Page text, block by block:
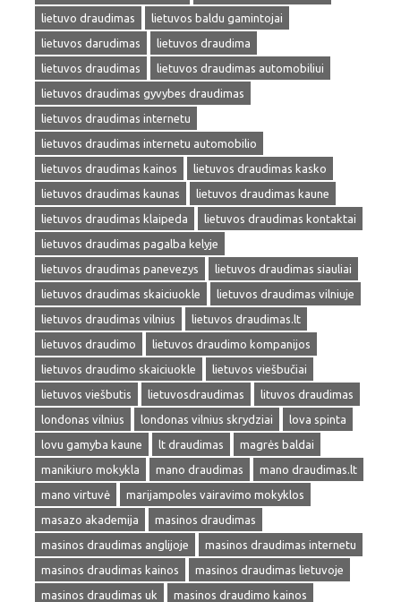
lietuvo draudimas
lietuvos baldu gamintojai
lietuvos darudimas
lietuvos draudima
lietuvos draudimas
lietuvos draudimas automobiliui
lietuvos draudimas gyvybes draudimas
lietuvos draudimas internetu
lietuvos draudimas internetu automobilio
lietuvos draudimas kainos
lietuvos draudimas kasko
lietuvos draudimas kaunas
lietuvos draudimas kaune
lietuvos draudimas klaipeda
lietuvos draudimas kontaktai
lietuvos draudimas pagalba kelyje
lietuvos draudimas panevezys
lietuvos draudimas siauliai
lietuvos draudimas skaiciuokle
lietuvos draudimas vilniuje
lietuvos draudimas vilnius
lietuvos draudimas.lt
lietuvos draudimo
lietuvos draudimo kompanijos
lietuvos draudimo skaiciuokle
lietuvos viešbučiai
lietuvos viešbutis
lietuvosdraudimas
lituvos draudimas
londonas vilnius
londonas vilnius skrydziai
lova spinta
lovu gamyba kaune
lt draudimas
magrės baldai
manikiuro mokykla
mano draudimas
mano draudimas.lt
mano virtuvė
marijampoles vairavimo mokyklos
masazo akademija
masinos draudimas
masinos draudimas anglijoje
masinos draudimas internetu
masinos draudimas kainos
masinos draudimas lietuvoje
masinos draudimas uk
masinos draudimo kainos